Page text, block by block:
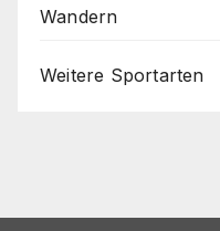
Wandern
Weitere Sportarten